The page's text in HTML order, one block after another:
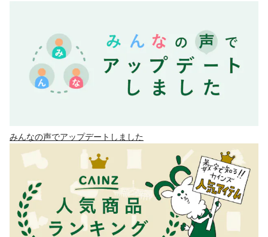
みんなの声でアップデートしました